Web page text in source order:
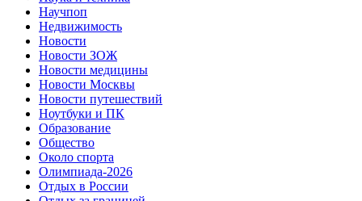
Научпоп
Недвижимость
Новости
Новости ЗОЖ
Новости медицины
Новости Москвы
Новости путешествий
Ноутбуки и ПК
Образование
Общество
Около спорта
Олимпиада-2026
Отдых в России